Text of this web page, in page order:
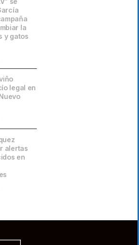
la
y gatos
legal en
alertas
en